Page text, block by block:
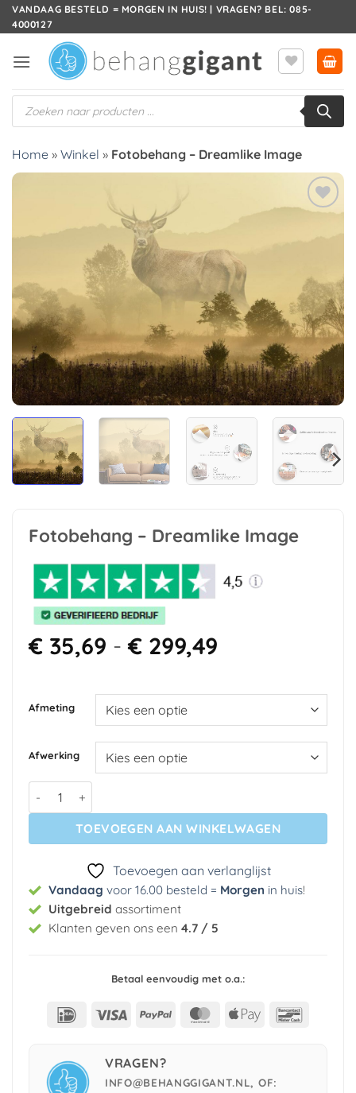
Ga
naar
VANDAAG BESTELD = MORGEN IN HUIS! | VRAGEN? BEL: 085-
4000127
Producten
zoeken
Home » Winkel » Fotobehang – Dreamlike Image
Fotobehang – Dreamlike Image
€35,69 - €299,49Prijsklasse:
tot
Afmeting
Afwerking
Fotobehang - Dreamlike Image aantal
TOEVOEGEN AAN WINKELWAGEN
Toevoegen aan verlanglijst
Vandaag voor 16.00 besteld = Morgen in huis!
Uitgebreid assortiment
Klanten geven ons een 4.7 / 5
Betaal eenvoudig met o.a.:
IDeal Visa PayPal MasterCard
Apple
VRAGEN?
INFO@BEHANGGIGANT.NL, OF: